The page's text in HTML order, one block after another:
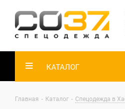
КАТАЛОГ
Главная - Каталог - Спецодежда в